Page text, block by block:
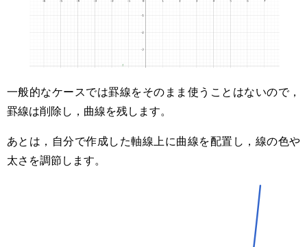
一般的なケースでは罫線をそのまま使うことはないので，
罫線は削除し，曲線を残します。
あとは，自分で作成した軸線上に曲線を配置し，線の色や
太さを調節します。